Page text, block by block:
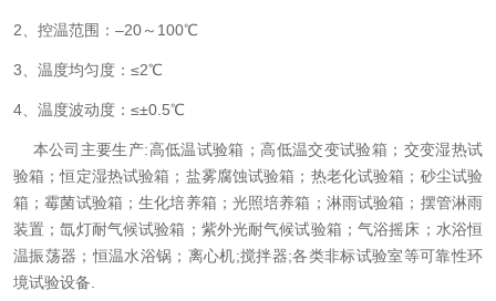
2、控温范围：–20～100℃
3、温度均匀度：≤2℃
4、温度波动度：≤±0.5℃
本公司主要生产:高低温试验箱；高低温交变试验箱；交变湿热试
验箱；恒定湿热试验箱；盐雾腐蚀试验箱；热老化试验箱；砂尘试验
箱；霉菌试验箱；生化培养箱；光照培养箱；淋雨试验箱；摆管淋雨
装置；氙灯耐气候试验箱；紫外光耐气候试验箱；气浴摇床；水浴恒
温振荡器；恒温水浴锅；离心机;搅拌器;各类非标试验室等可靠性环
境试验设备.